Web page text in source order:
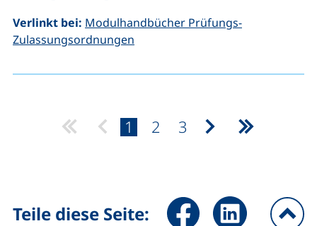
Verlinkt bei: Modulhandbücher Prüfungs-
Zulassungsordnungen
Seite:
1 Seite:
2 Seite:
3
Teile diese Seite: Seite über Facebook teilen
Seite über